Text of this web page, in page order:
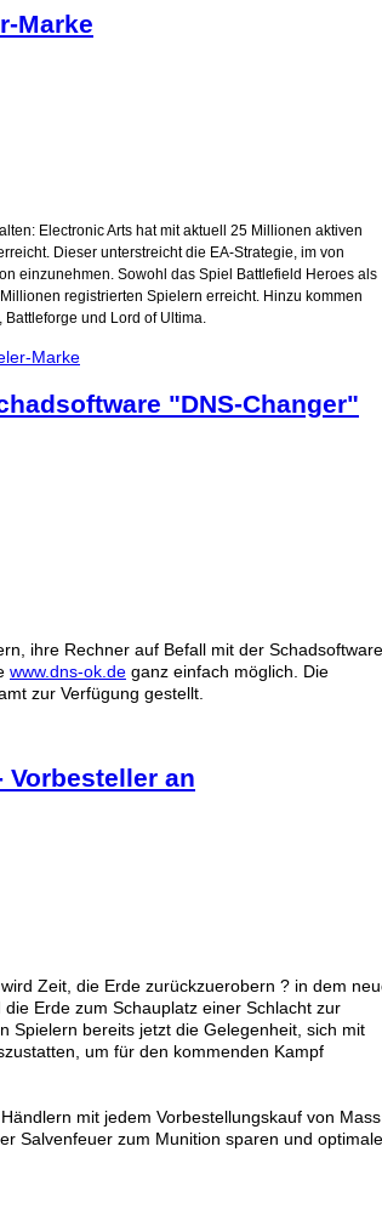
Marke
Electronic Arts hat mit aktuell 25 Millionen aktiven
Dieser unterstreicht die EA-Strategie, im von
einzunehmen. Sowohl das Spiel Battlefield Heroes als
registrierten Spielern erreicht. Hinzu kommen
und Lord of Ultima.
Marke
"DNS-Changer"
ihre Rechner auf Befall mit der Schadsoftware
www.dns-ok.de ganz einfach möglich. Die
zur Verfügung gestellt.
an
Zeit, die Erde zurückzuerobern ? in dem
Erde zum Schauplatz einer Schlacht zur
Spielern bereits jetzt die Gelegenheit, sich mit
um für den kommenden Kampf
mit jedem Vorbestellungskauf von Mass
Salvenfeuer zum Munition sparen und optimale